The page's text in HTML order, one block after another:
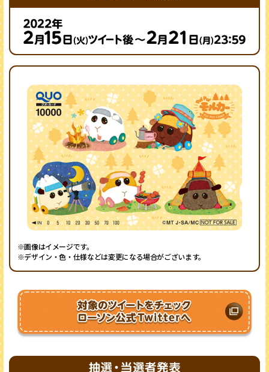
※画像はイメージです。
※デザイン・色・仕様などは変更になる場合がございます。